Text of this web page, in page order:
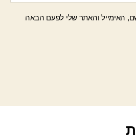
האימייל והאתר שלי לפעם הבאה